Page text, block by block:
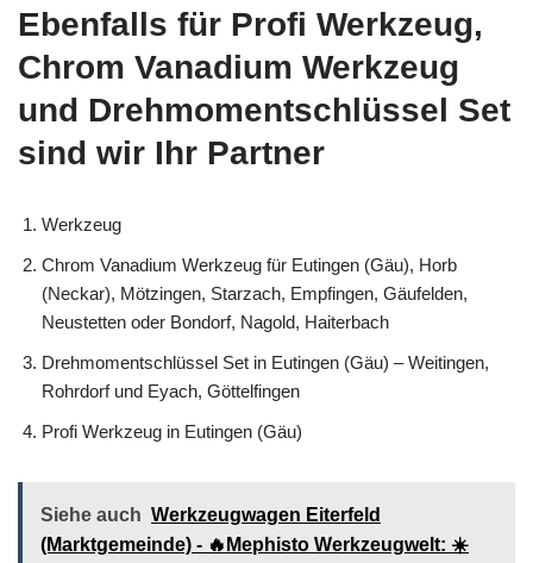
Ebenfalls für Profi Werkzeug,
Chrom Vanadium Werkzeug
und Drehmomentschlüssel Set
sind wir Ihr Partner
Werkzeug
Chrom Vanadium Werkzeug für Eutingen (Gäu), Horb
(Neckar), Mötzingen, Starzach, Empfingen, Gäufelden,
Neustetten oder Bondorf, Nagold, Haiterbach
Drehmomentschlüssel Set in Eutingen (Gäu) – Weitingen,
Rohrdorf und Eyach, Göttelfingen
Profi Werkzeug in Eutingen (Gäu)
Siehe auch Werkzeugwagen Eiterfeld
(Marktgemeinde) - 🔥Mephisto Werkzeugwelt: ☀️